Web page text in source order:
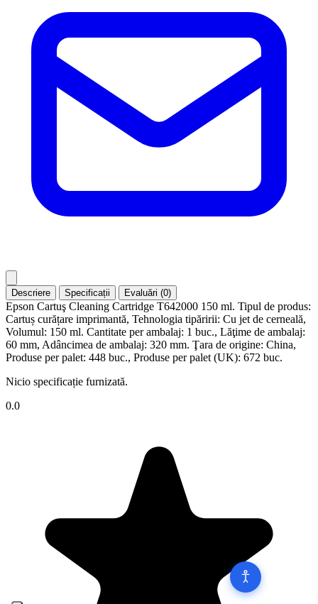
Descriere Specificații Evaluări (0)
Epson Cartuş Cleaning Cartridge T642000 150 ml. Tipul de produs:
Cartuș curățare imprimantă, Tehnologia tipăririi: Cu jet de cerneală,
Volumul: 150 ml. Cantitate per ambalaj: 1 buc., Lăţime de ambalaj:
60 mm, Adâncimea de ambalaj: 320 mm. Ţara de origine: China,
Produse per palet: 448 buc., Produse per palet (UK): 672 buc.
Nicio specificație furnizată.
0.0